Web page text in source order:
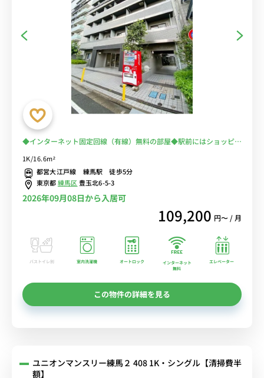
◆インターネット固定回線（有線）無料の部屋◆駅前にはショッピン
営大江戸線「練馬駅」徒歩5分/池袋線、豊島線、有楽町線など多数の
路線の利用が可能
1K/16.6m²
都営大江戸線 練馬駅 徒歩5分
東京都練馬区豊玉北6-5-3
2026年09月08日から入居可
109,200 円〜 / 月
バストイレ別 室内洗濯機 オートロック
インターネット
無料
エレベーター
この物件の詳細を見る
ユニオンマンスリー練馬２ 408 1K・シングル【清掃費半
額】